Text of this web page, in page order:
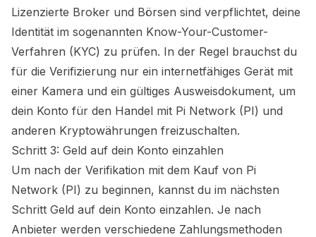
Lizenzierte Broker und Börsen sind verpflichtet, deine
Identität im sogenannten Know-Your-Customer-
Verfahren (KYC) zu prüfen. In der Regel brauchst du
für die Verifizierung nur ein internetfähiges Gerät mit
einer Kamera und ein gültiges Ausweisdokument, um
dein Konto für den Handel mit Pi Network (PI) und
anderen Kryptowährungen freizuschalten.
Schritt 3: Geld auf dein Konto einzahlen
Um nach der Verifikation mit dem Kauf von Pi
Network (PI) zu beginnen, kannst du im nächsten
Schritt Geld auf dein Konto einzahlen. Je nach
Anbieter werden verschiedene Zahlungsmethoden